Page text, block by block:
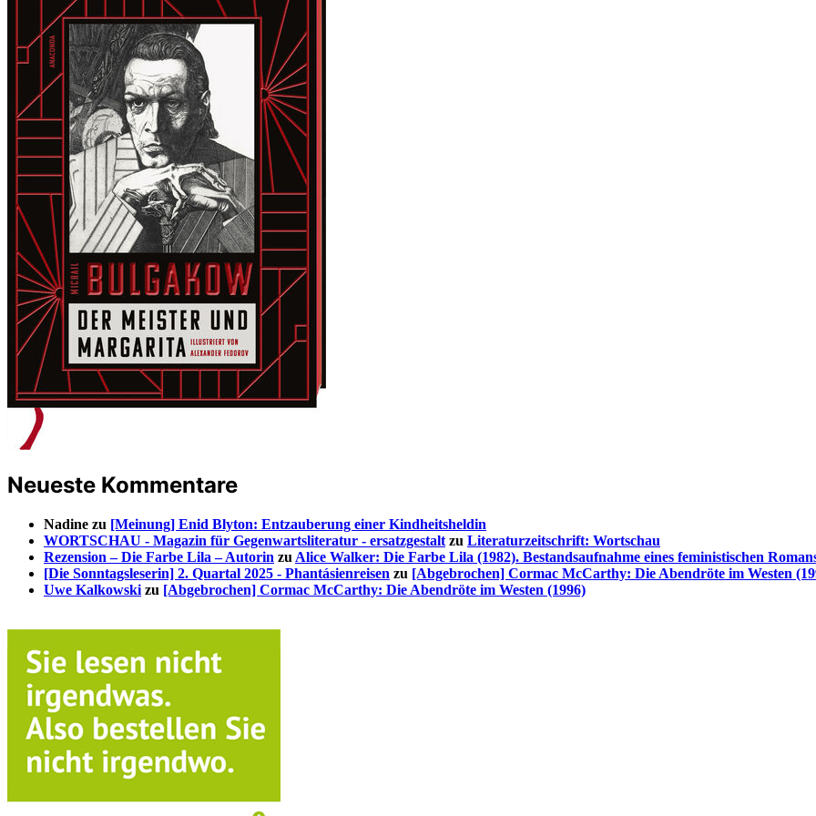
Neueste Kommentare
Nadine zu [Meinung] Enid Blyton: Entzauberung einer Kindheitsheldin
WORTSCHAU - Magazin für Gegenwartsliteratur - ersatzgestalt zu Literaturzeitschrift: Wortschau
Rezension – Die Farbe Lila – Autorin zu Alice Walker: Die Farbe Lila (1982). Bestandsaufnahme eines feministischen
[Die Sonntagsleserin] 2. Quartal 2025 - Phantásienreisen zu [Abgebrochen] Cormac McCarthy: Die Abendröte im Westen
Uwe Kalkowski zu [Abgebrochen] Cormac McCarthy: Die Abendröte im Westen (1996)